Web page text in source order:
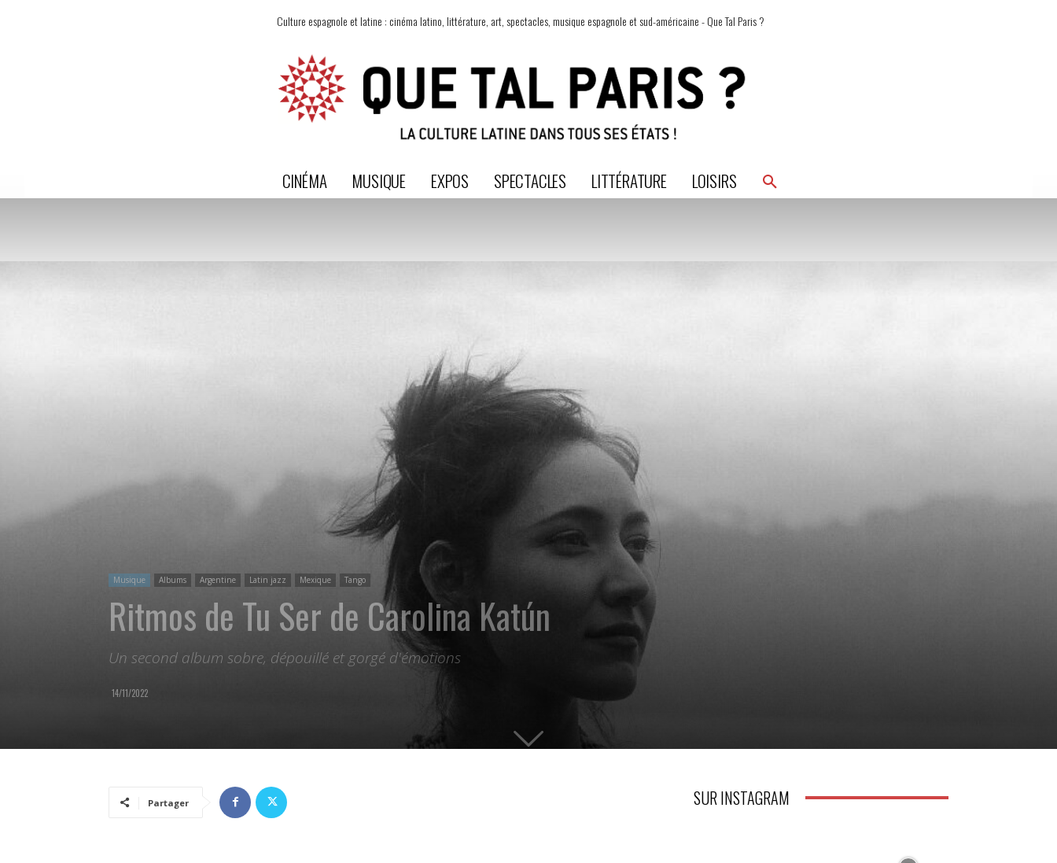
Culture espagnole et latine : cinéma latino, littérature, art, spectacles, musique espagnole et sud-américaine - Que Tal Paris ?
CINÉMA MUSIQUE EXPOS SPECTACLES LITTÉRATURE LOISIRS
Musique Albums Argentine Latin jazz Mexique Tango
Ritmos de Tu Ser de Carolina Katún
Un second album sobre, dépouillé et gorgé d'émotions
14/11/2022
Partager SUR INSTAGRAM